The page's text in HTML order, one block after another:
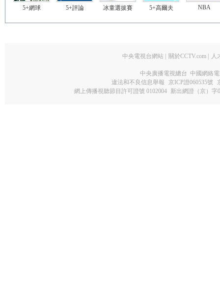
5+網球 5+評論 冰童選拔賽 5+高爾夫 NBA
中央電視台網站 | 關於CCTV.com | 人
中央廣播電視總台 中國網絡
違法和不良信息舉報
京ICP證060535號
網上傳播視聽節目許可證號 0102004 新出網證（京）